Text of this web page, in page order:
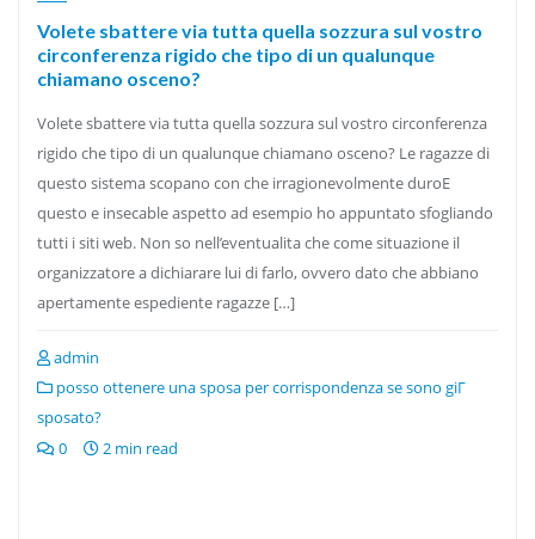
Volete sbattere via tutta quella sozzura sul vostro
circonferenza rigido che tipo di un qualunque
chiamano osceno?
Volete sbattere via tutta quella sozzura sul vostro circonferenza
rigido che tipo di un qualunque chiamano osceno? Le ragazze di
questo sistema scopano con che irragionevolmente duroE
questo e insecable aspetto ad esempio ho appuntato sfogliando
tutti i siti web. Non so nell’eventualita che come situazione il
organizzatore a dichiarare lui di farlo, ovvero dato che abbiano
apertamente espediente ragazze […]
admin
posso ottenere una sposa per corrispondenza se sono giГ
sposato?
0
2 min read